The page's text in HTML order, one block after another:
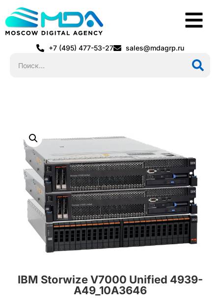
+7 (495) 477-53-27 sales@mdagrp.ru
IBM Storwize V7000 Unified 4939-
A49_10A3646